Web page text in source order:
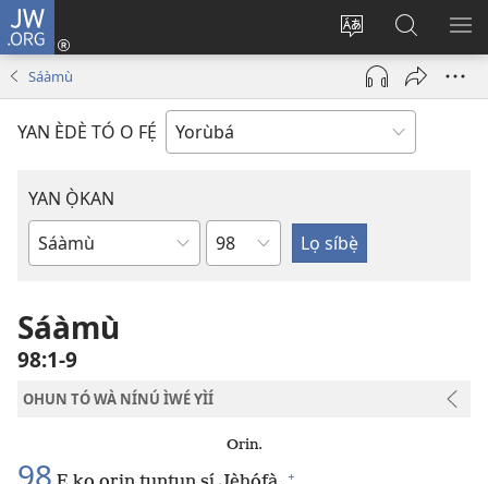
JW.ORG
Yí
èdè
ìkànnì
pa
Wọlé
(opens
window)
Wa
JW.ORG
Sáàmù
YAN ÈDÈ TÓ O FẸ́
YAN Ọ̀KAN
Ìwé
Orí
Sáàmù
98:1-9
OHUN TÓ WÀ NÍNÚ ÌWÉ YÌÍ
Orin.
98 +